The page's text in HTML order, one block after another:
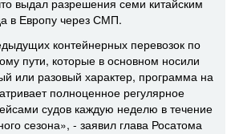
в Европу через СМП.
контейнерных перевозок по
пути, которые в основном носили
или разовый характер, программа на
полноценное регулярное
судов каждую неделю в течение
сезона», - заявил глава Росатома